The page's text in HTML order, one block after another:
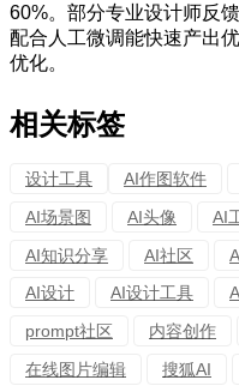
60%。部分专业设计师反
配合人工微调能快速产出
优化。
相关标签
设计工具 AI作图软件
AI场景图
AI头像 AI
AI知识分享
AI社区
AI设计
AI设计工具
prompt社区
内容创作
在线图片编辑
搜狐AI